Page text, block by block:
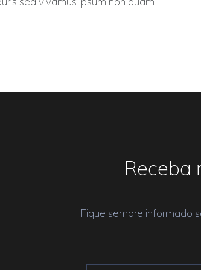
Receba
Fique sempre informado